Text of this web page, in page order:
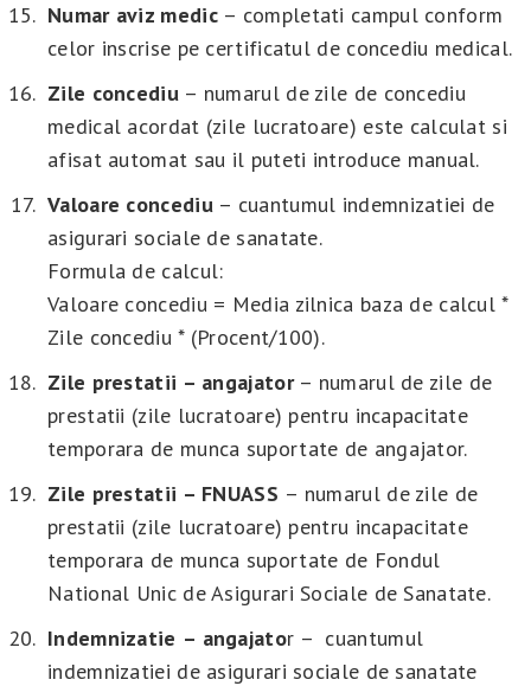
Numar aviz medic– completati campul conform
celor inscrise pe certificatul de concediu medical.
Zile concediu– numarul de zile de concediu
medical acordat (zile lucratoare) este calculat si
afisat automat sau il puteti introduce manual.
Valoare concediu– cuantumul indemnizatiei de
asigurari sociale de sanatate.
Formula de calcul:
Valoare concediu = Media zilnica baza de calcul *
Zile concediu * (Procent/100).
Zile prestatii – angajator– numarul de zile de
prestatii (zile lucratoare) pentru incapacitate
temporara de munca suportate de angajator.
Zile prestatii – FNUASS – numarul de zile de
prestatii (zile lucratoare) pentru incapacitate
temporara de munca suportate de Fondul
National Unic de Asigurari Sociale de Sanatate.
Indemnizatie – angajator – cuantumul
indemnizatiei de asigurari sociale de sanatate